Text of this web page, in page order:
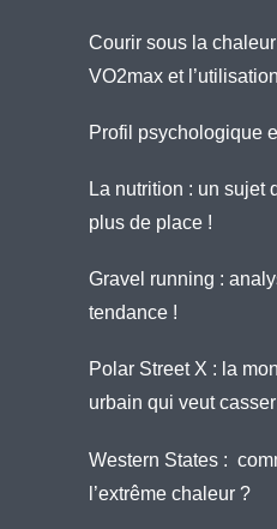
Courir sous la
VO2max et
Profil psychologique
La nutrition : un sujet
plus de place !
Gravel running :
tendance !
Polar Street X : la
urbain qui veut
Western States :
l’extrême chaleur ?